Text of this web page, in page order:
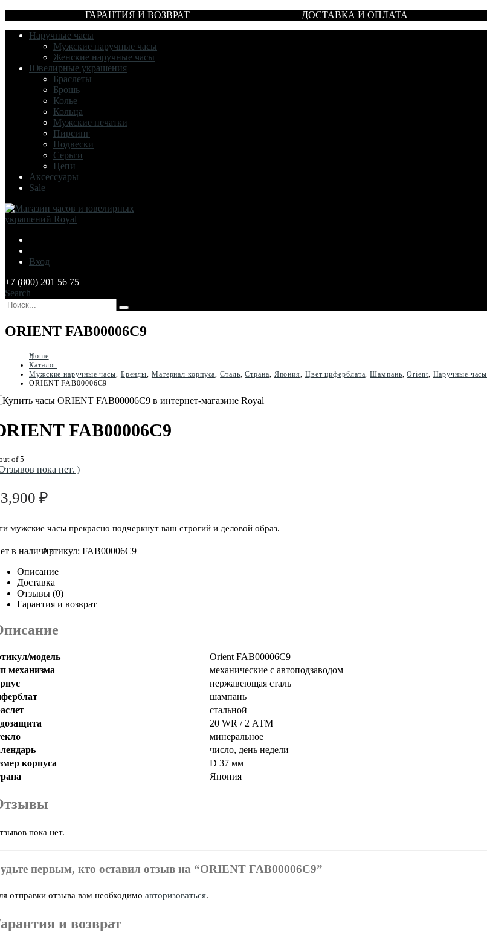
ГАРАНТИЯ И ВОЗВРАТ ДОСТАВКА И ОПЛАТА
Наручные часы
Мужские наручные часы
Женские наручные часы
Ювелирные украшения
Браслеты
Брошь
Колье
Кольца
Мужские печатки
Пирсинг
Подвески
Серьги
Цепи
Аксессуары
Sale
Вход
+7 (800) 201 56 75
Search
ORIENT FAB00006C9
Home
Каталог
Мужские наручные часы, Бренды, Материал корпуса,Сталь,Страна, Япония, Цвет циферблата,Шампань,Orient, Наручные часы
ORIENT FAB00006C9
FAB00006C9
of 5
пока нет. )
₽
мужские часы прекрасно подчеркнут ваш строгий и деловой образ.
Артикул: FAB00006C9
Описание
Доставка
Отзывы (0)
Гарантия и возврат
модель
Orient FAB00006C9
механизма
механические с автоподзаводом
нержавеющая сталь
шампань
стальной
20 WR / 2 АТМ
минеральное
число, день недели
корпуса
D 37 мм
Япония
пока нет.
первым, кто оставил отзыв на “ORIENT FAB00006C9”
отправки отзыва вам необходимо авторизоваться.
и возврат